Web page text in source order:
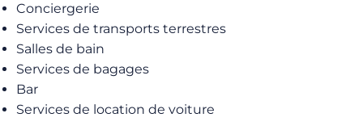
Conciergerie
Services de transports terrestres
Salles de bain
Services de bagages
Bar
Services de location de voiture